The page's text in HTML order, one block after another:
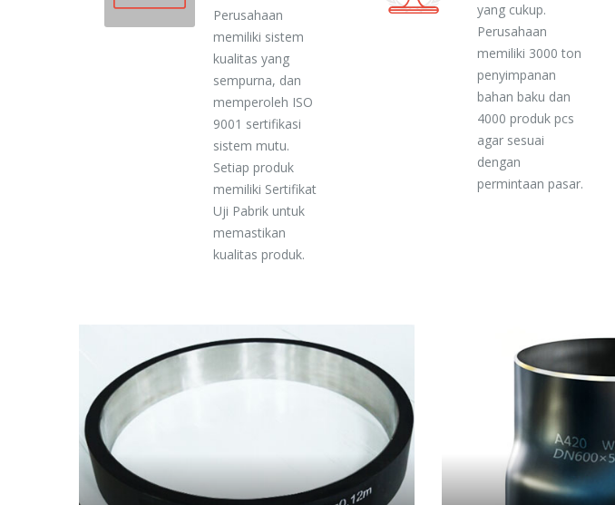
Perusahaan
memiliki sistem
kualitas yang
sempurna, dan
memperoleh ISO
9001 sertifikasi
sistem mutu.
Setiap produk
memiliki Sertifikat
Uji Pabrik untuk
memastikan
kualitas produk.
yang cukup.
Perusahaan
memiliki 3000 ton
penyimpanan
bahan baku dan
4000 produk pcs
agar sesuai
dengan
permintaan pasar.